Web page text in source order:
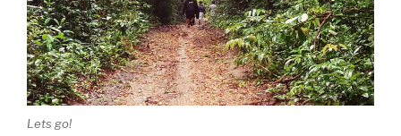
Lets go!